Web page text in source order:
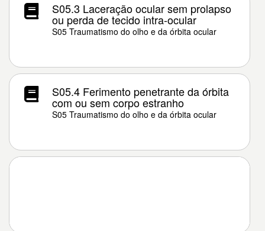
S05.3 Laceração ocular sem prolapso
ou perda de tecido intra-ocular
S05 Traumatismo do olho e da órbita ocular
S05.4 Ferimento penetrante da órbita
com ou sem corpo estranho
S05 Traumatismo do olho e da órbita ocular